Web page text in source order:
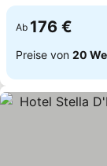
Ab 176 €
Preise von 20